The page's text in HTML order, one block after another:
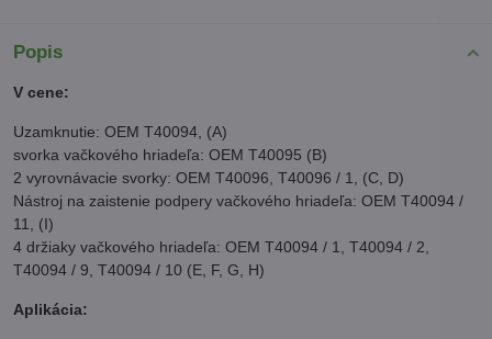
Popis
V cene:
Uzamknutie: OEM T40094, (A)
svorka vačkového hriadeľa: OEM T40095 (B)
2 vyrovnávacie svorky: OEM T40096, T40096 / 1, (C, D)
Nástroj na zaistenie podpery vačkového hriadeľa: OEM T40094 /
11, (I)
4 držiaky vačkového hriadeľa: OEM T40094 / 1, T40094 / 2,
T40094 / 9, T40094 / 10 (E, F, G, H)
Aplikácia: